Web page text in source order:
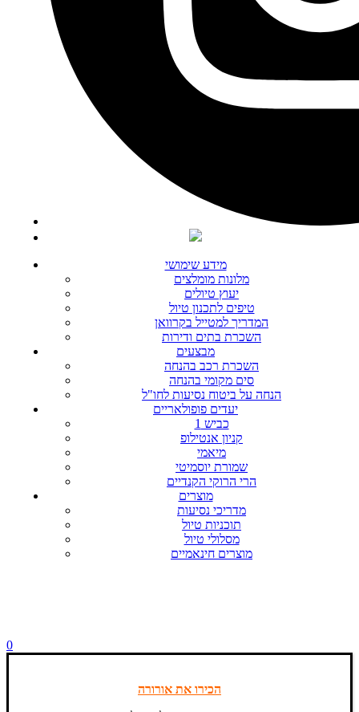
מידע שימושי
מלונות מומלצים
יעוץ טיולים
טיפים לתכנון טיול
המדריך למטייל בקרוואן
השכרת בתים ודירות
מבצעים
השכרת רכב בהנחה
סים מקומי בהנחה
הנחה על ביטוח נסיעות לחו"ל
יעדים פופולאריים
כביש 1
קניון אנטילופ
מיאמי
שמורת יוסמיטי
הרי הרוקי הקנדיים
מוצרים
מדריכי נסיעות
תוכניות טיול
מסלולי טיול
מוצרים חינאמיים
0
הכירו את אורורה